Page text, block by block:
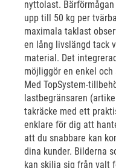
nyttolast.
upp till 50 kg per
maximala taklast
en lång livslängd tack
material. Det
möjliggör en enkel
Med TopSystem-
lastbegränsaren
takräcke med ett
enklare för dig att
att du snabbare kan
dina kunder. Bilderna
kan skilja sig från valt